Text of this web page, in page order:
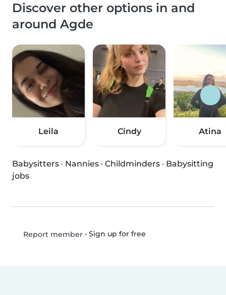
Discover other options in and
around Agde
Leila Cindy Atina
Babysitters · Nannies · Childminders · Babysitting
jobs
Report member• Sign up for free